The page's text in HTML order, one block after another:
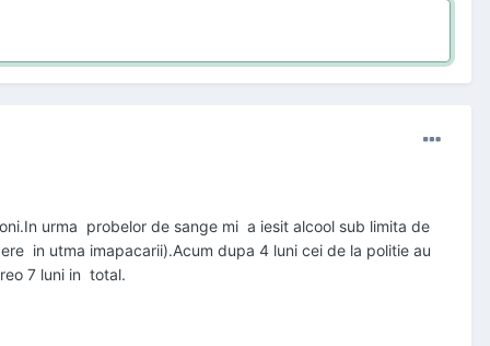
urma probelor de sange mi a iesit alcool sub limita de
in utma imapacarii).Acum dupa 4 luni cei de la politie au
7 luni in total.